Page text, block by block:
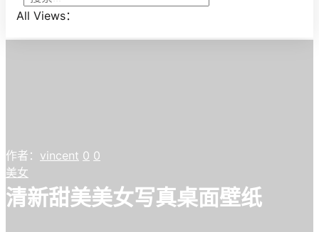
All Views：
作者： vincent 0 0
美女
清新甜美美女写真桌面壁纸